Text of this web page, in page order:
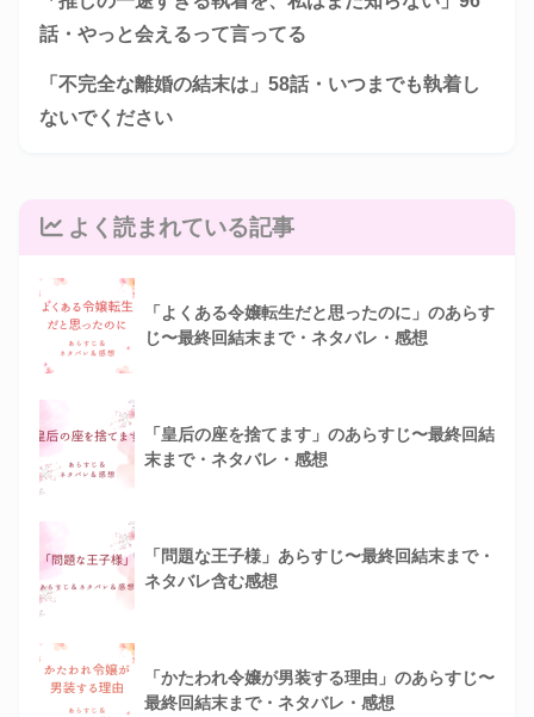
話・やっと会えるって言ってる
「不完全な離婚の結末は」58話・いつまでも執着し
ないでください
よく読まれている記事
「よくある令嬢転生だと思ったのに」のあらす
じ〜最終回結末まで・ネタバレ・感想
「皇后の座を捨てます」のあらすじ〜最終回結
末まで・ネタバレ・感想
「問題な王子様」あらすじ〜最終回結末まで・
ネタバレ含む感想
「かたわれ令嬢が男装する理由」のあらすじ〜
最終回結末まで・ネタバレ・感想